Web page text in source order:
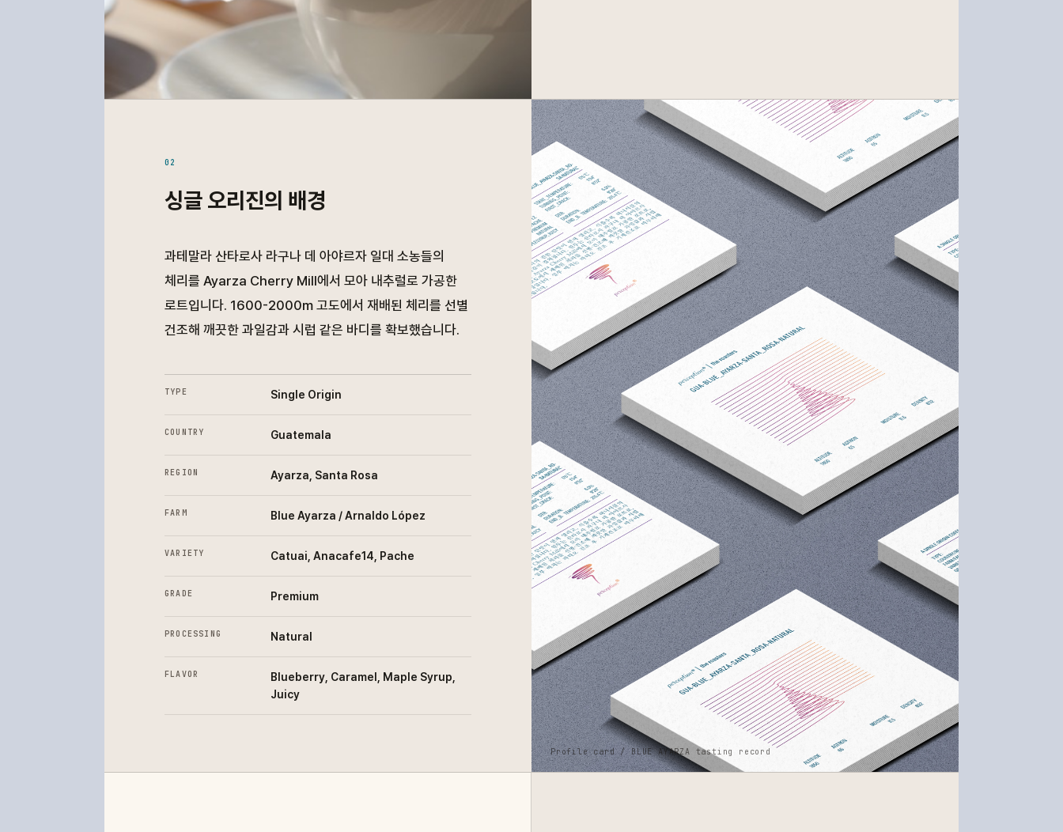
02
싱글 오리진의 배경
과테말라 산타로사 라구나 데 아야르자 일대 소농들의
체리를 Ayarza Cherry Mill에서 모아 내추럴로 가공한
로트입니다. 1600-2000m 고도에서 재배된 체리를 선별
건조해 깨끗한 과일감과 시럽 같은 바디를 확보했습니다.
TYPE Single Origin
COUNTRY Guatemala
REGION Ayarza, Santa Rosa
FARM Blue Ayarza / Arnaldo López
VARIETY Catuai, Anacafe14, Pache
GRADE Premium
PROCESSING Natural
FLAVOR
Blueberry, Caramel, Maple Syrup,
Juicy
Profile card / BLUE AYARZA tasting record